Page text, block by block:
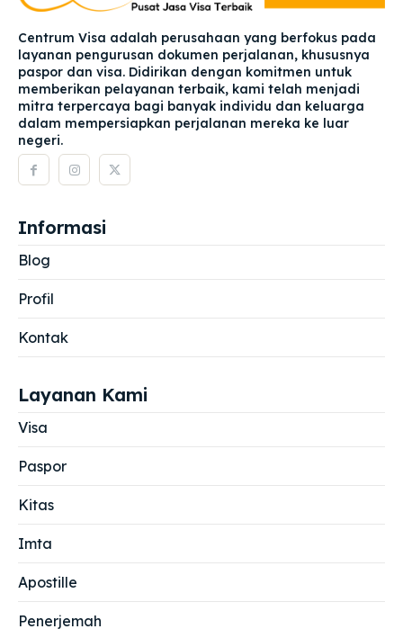
Centrum Visa adalah perusahaan yang berfokus pada
layanan pengurusan dokumen perjalanan, khususnya
paspor dan visa. Didirikan dengan komitmen untuk
memberikan pelayanan terbaik, kami telah menjadi
mitra terpercaya bagi banyak individu dan keluarga
dalam mempersiapkan perjalanan mereka ke luar
negeri.
Informasi
Blog
Profil
Kontak
Layanan Kami
Visa
Paspor
Kitas
Imta
Apostille
Penerjemah